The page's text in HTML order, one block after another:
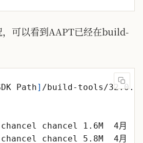
可以看到AAPT已经在build-
Path]
chancel chancel 1.6M  4月
chancel chancel 5.8M  4月